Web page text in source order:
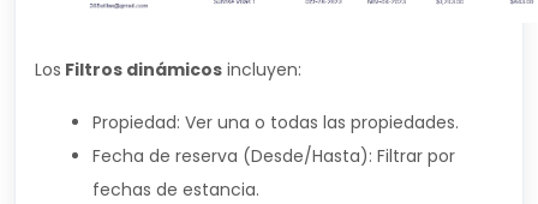
Los Filtros dinámicos incluyen:
Propiedad: Ver una o todas las propiedades.
Fecha de reserva (Desde/Hasta): Filtrar por
fechas de estancia.